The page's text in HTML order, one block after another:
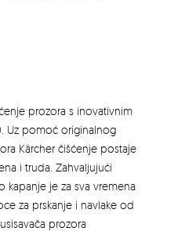
prozora s inovativnim
Uz pomoć originalnog
Kärcher čišćenje postaje
i truda. Zahvaljujući
kapanje je za sva vremena
za prskanje i navlake od
prozora